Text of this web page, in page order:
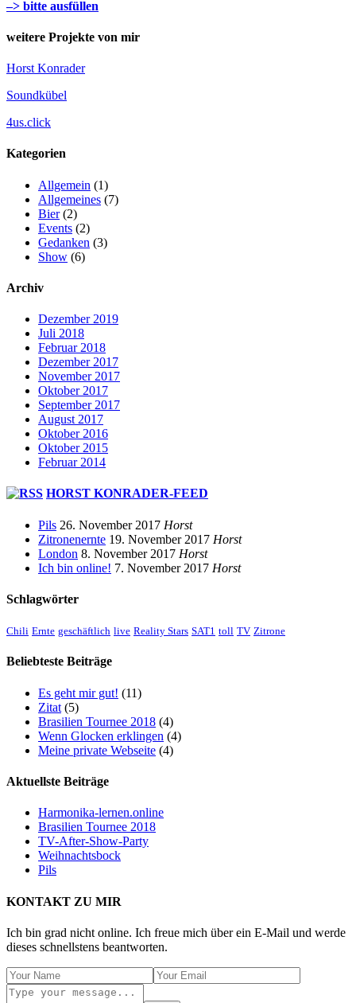
–> bitte ausfüllen
weitere Projekte von mir
Horst Konrader
Soundkübel
4us.click
Kategorien
Allgemein (1)
Allgemeines (7)
Bier(2)
Events (2)
Gedanken (3)
Show (6)
Archiv
Dezember 2019
Juli 2018
Februar 2018
Dezember 2017
November 2017
Oktober 2017
September 2017
August 2017
Oktober 2016
Oktober 2015
Februar 2014
HORST KONRADER-FEED
Pils 26. November 2017 Horst
Zitronenernte 19. November 2017 Horst
London 8. November 2017 Horst
Ich bin online! 7. November 2017 Horst
Schlagwörter
Chili Ernte geschäftlich live Reality Stars SAT1 toll TV Zitrone
Beliebteste Beiträge
Es geht mir gut! (11)
Zitat (5)
Brasilien Tournee 2018 (4)
Wenn Glocken erklingen (4)
Meine private Webseite (4)
Aktuellste Beiträge
Harmonika-lernen.online
Brasilien Tournee 2018
TV-After-Show-Party
Weihnachtsbock
Pils
KONTAKT ZU MIR
Ich bin grad nicht online. Ich freue mich über ein E-Mail und werde
dieses schnellstens beantworten.